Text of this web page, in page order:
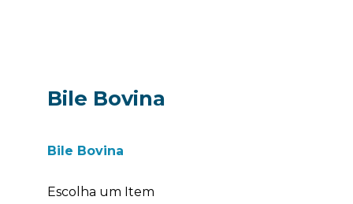
Bile Bovina
Bile Bovina
Escolha um Item